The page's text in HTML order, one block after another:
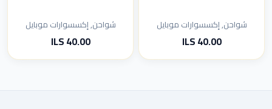
شواحن, إكسسوارات موبايل
40.00 ILS
شواحن, إكسسوارات موبايل
40.00 ILS